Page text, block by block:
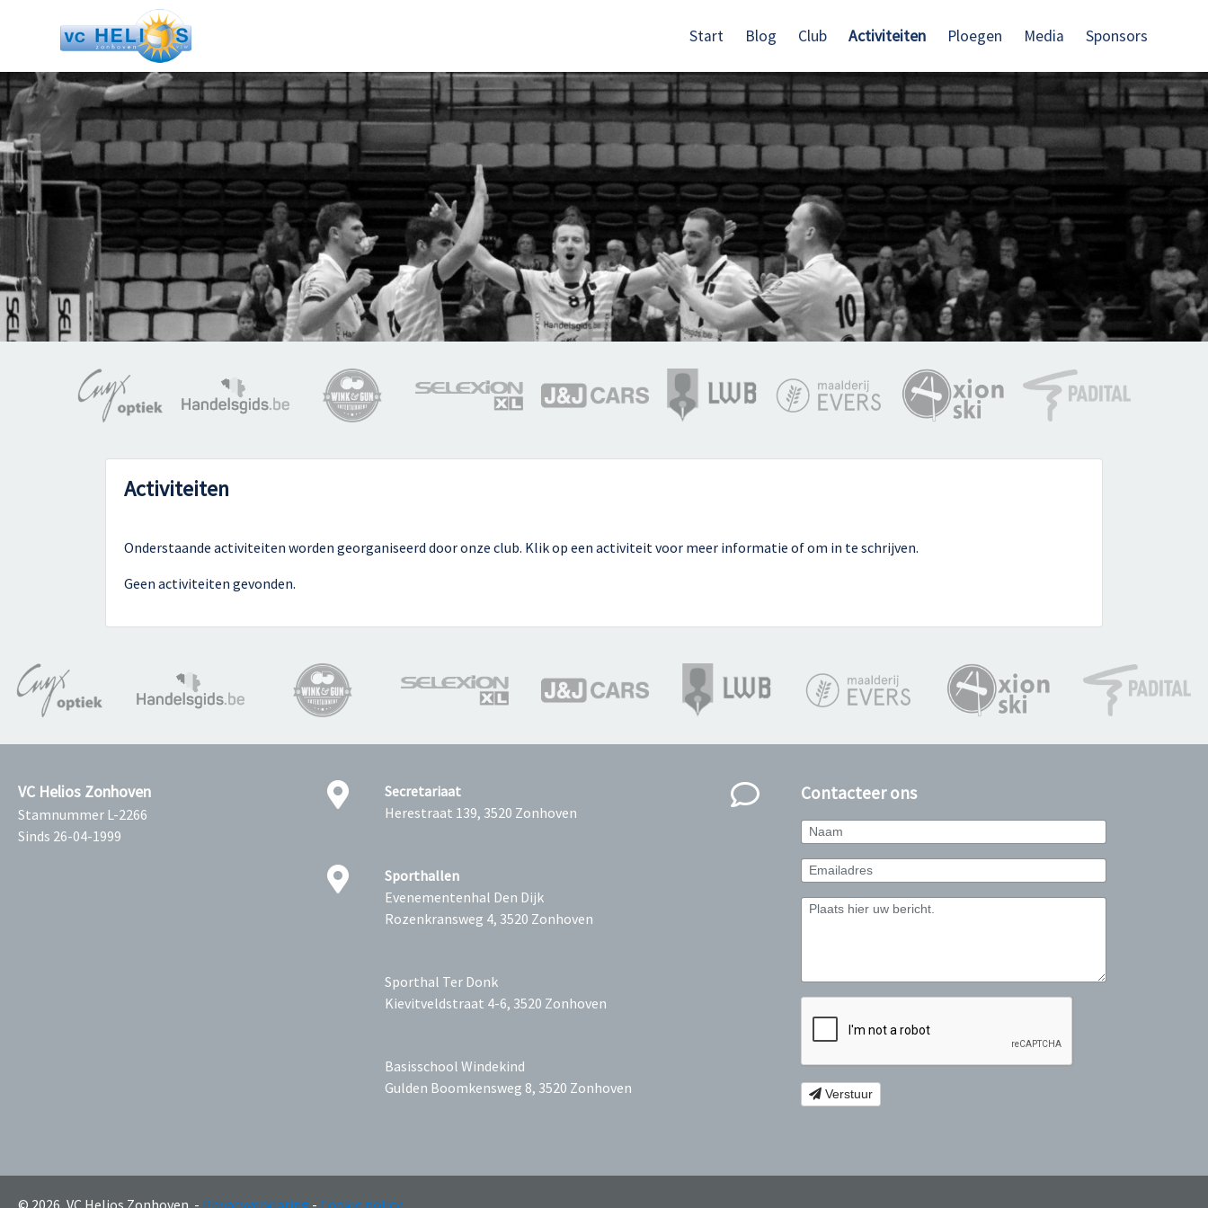
Start Blog Club Activiteiten Ploegen Media Sponsors
Activiteiten
Onderstaande activiteiten worden georganiseerd door onze club. Klik op een activiteit voor meer informatie of om in te schrijven.
Geen activiteiten gevonden.
VC Helios Zonhoven
Stamnummer L-2266
Sinds 26-04-1999
Secretariaat
Herestraat 139, 3520 Zonhoven
Sporthallen
Evenementenhal Den Dijk
Rozenkransweg 4, 3520 Zonhoven
Sporthal Ter Donk
Kievitveldstraat 4-6, 3520 Zonhoven
Basisschool Windekind
Gulden Boomkensweg 8, 3520 Zonhoven
Contacteer ons
Verstuur
© 2026, VC Helios Zonhoven. - Privacyverklaring - Cookie policy